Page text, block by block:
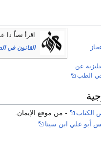
اقرأ نصاً ذا
القانون في
عن
في الطب
الكتاب
- من موقع الإيمان.
أبو علي ابن سينا